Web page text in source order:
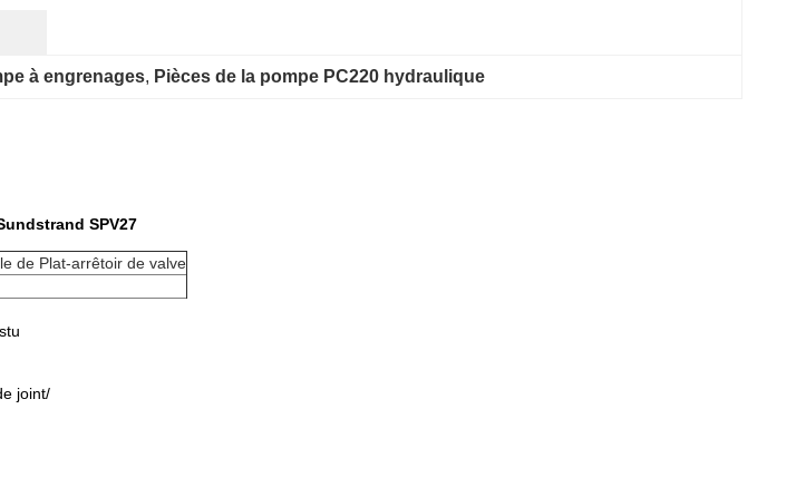
à engrenages, Pièces de la pompe PC220 hydraulique
SPV27
de Plat-arrêtoir de valve
joint/